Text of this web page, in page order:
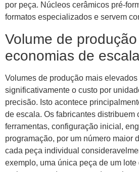
por peça. Núcleos cerâmicos pré-
formatos especializados e servem
Volume de
economias de
Volumes de produção mais
significativamente o custo por
precisão. Isto acontece
de escala. Os fabricantes distribuem
ferramentas, configuração inicial,
programação, por um número maior
cada peça individual
exemplo, uma única peça de um lote